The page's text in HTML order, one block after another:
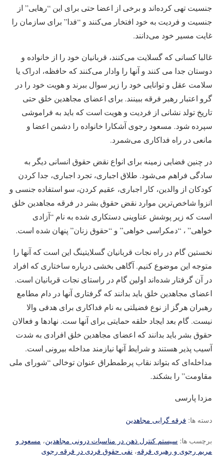
جنسیت تهی کرده‌اند و برخی از اعضا حتی برای این “رهایی” از
جنسیت و فردیت به خود افتخار می‌کنند و “فدا” برای سازمان را
غایت مسیر خود می‌دانند.
غالبا کسانی که گسلایت می‌کنند، قربانیان خود را از خانواده و
دوستان جدا می کنند و آنها را وادار می‌کنند که حافظه، ادراک یا
سلامت عقل و توانایی خود را زیر سوال ببرند و هویت خود را در
گرو اعتبار رهبر فرقه ببینند. برای اعضای مجاهدین خلق حتی
تاریخ تولد نشانی از فردیت و هویت است که باید به فراموشی
سپرده شود. مسعود رجوی آشکارا خانواده را دشمن اعضا و
مانعی در راه فداکاری می‌شمرد.
در چنین فضایی زمینه برای انواع نقض حقوق انسانی دیگر به
سادگی فراهم می‌شود. طلاق اجباری، تجرد اجباری، جدا کردن
کودکان از والدین، کار اجباری، عقیم کردن، سو استفاده جنسی و
انزوا شاخص‌ترین موارد نقض حقوق بشر در فرقه مجاهدین خلق
است که زیر پوشش عناوینی دستکاری شده به نام “آزادی
خواهی” ، “دمکراسی خواهی” و “حقوق زنان” پنهان شده است.
نخستین گام در راه نجات قربانیان گسلایتینگ این است که آنها را
متوجه این موضوع کنیم. آگاهی بخشی درباره ساختاری که افراد
در آن گرفتار شده‌اند اولین گام در راستای نجات قربانیان است.
اعضای مجاهدین خلق باید بدانند که گرفتاری آنها در دام مطامع
رهبران هرگز از نوع فضیلتی به نام فداکاری برای هدفی والا
نیست. گام بعد ایجاد حلقه حمایتی برای آنها ست. نهادها و فعالان
حقوق بشر باید بدانند که اعضای مجاهدین خلق افرادی به شدت
آسیب پذیر هستند و شرایط آنها نیازمند مداخله بیرونی است.
مداخله‌ای که بتواند نقاب پرطمطراق عنوان توخالی “شورای ملی
مقاومت” را بشکند.
مزدا پارسی
دسته ها: فرقه گرایی مجاهدین
برچسب ها: سیستم کنترل ذهن در مناسبات درونی مجاهدین، مسعود و
مریم رجوی و رهبری فرقه، نفی حقوق فردی در فرقه رجوی